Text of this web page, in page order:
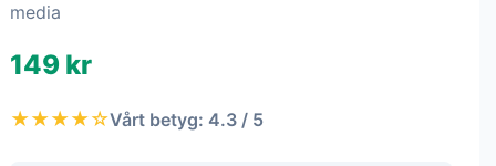
media
149 kr
★★★★☆Vårt betyg: 4.3 / 5